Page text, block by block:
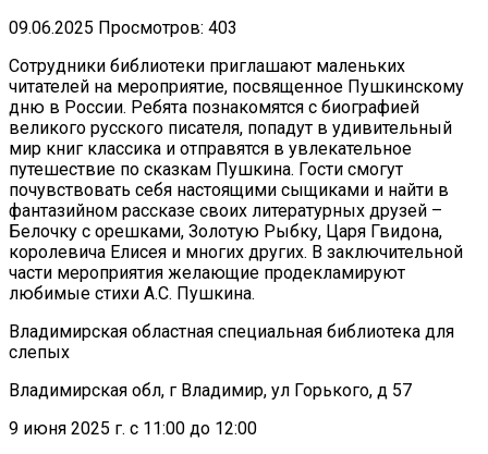
09.06.2025 Просмотров: 403
Сотрудники библиотеки приглашают маленьких
читателей на мероприятие, посвященное Пушкинскому
дню в России. Ребята познакомятся с биографией
великого русского писателя, попадут в удивительный
мир книг классика и отправятся в увлекательное
путешествие по сказкам Пушкина. Гости смогут
почувствовать себя настоящими сыщиками и найти в
фантазийном рассказе своих литературных друзей –
Белочку с орешками, Золотую Рыбку, Царя Гвидона,
королевича Елисея и многих других. В заключительной
части мероприятия желающие продекламируют
любимые стихи А.С. Пушкина.
Владимирская областная специальная библиотека для
слепых
Владимирская обл, г Владимир, ул Горького, д 57
9 июня 2025 г. с 11:00 до 12:00